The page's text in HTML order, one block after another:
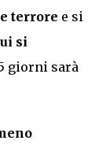
terrore e si
si
giorni sarà